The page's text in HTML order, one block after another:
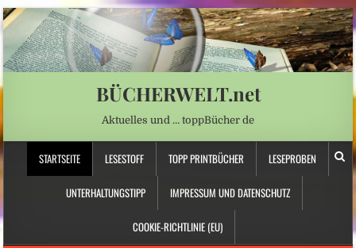
BÜCHERWELT.net
Aktuelles und … toppBücher de
STARTSEITE LESESTOFF TOPP PRINTBÜCHER LESEPROBEN
UNTERHALTUNGSTIPP IMPRESSUM UND DATENSCHUTZ
COOKIE-RICHTLINIE (EU)